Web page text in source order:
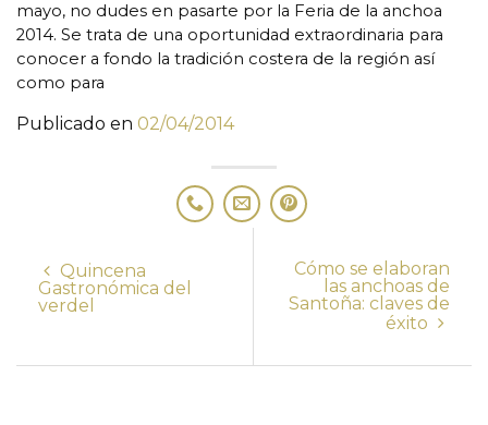
mayo, no dudes en pasarte por la Feria de la anchoa
2014. Se trata de una oportunidad extraordinaria para
conocer a fondo la tradición costera de la región así
como para
Publicado en 02/04/2014
Quincena
Gastronómica del
verdel
Cómo se elaboran
las anchoas de
Santoña: claves de
éxito